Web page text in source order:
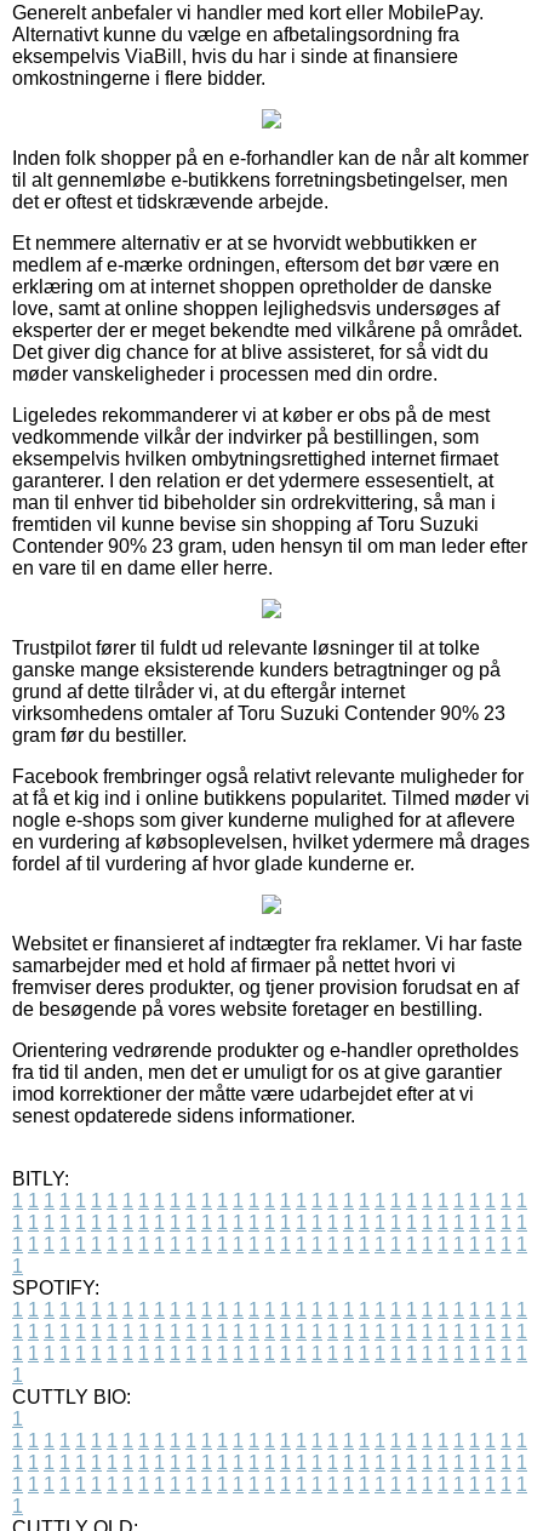
Generelt anbefaler vi handler med kort eller MobilePay.
Alternativt kunne du vælge en afbetalingsordning fra
eksempelvis ViaBill, hvis du har i sinde at finansiere
omkostningerne i flere bidder.
Inden folk shopper på en e-forhandler kan de når alt kommer
til alt gennemløbe e-butikkens forretningsbetingelser, men
det er oftest et tidskrævende arbejde.
Et nemmere alternativ er at se hvorvidt webbutikken er
medlem af e-mærke ordningen, eftersom det bør være en
erklæring om at internet shoppen opretholder de danske
love, samt at online shoppen lejlighedsvis undersøges af
eksperter der er meget bekendte med vilkårene på området.
Det giver dig chance for at blive assisteret, for så vidt du
møder vanskeligheder i processen med din ordre.
Ligeledes rekommanderer vi at køber er obs på de mest
vedkommende vilkår der indvirker på bestillingen, som
eksempelvis hvilken ombytningsrettighed internet firmaet
garanterer. I den relation er det ydermere essesentielt, at
man til enhver tid bibeholder sin ordrekvittering, så man i
fremtiden vil kunne bevise sin shopping af Toru Suzuki
Contender 90% 23 gram, uden hensyn til om man leder efter
en vare til en dame eller herre.
Trustpilot fører til fuldt ud relevante løsninger til at tolke
ganske mange eksisterende kunders betragtninger og på
grund af dette tilråder vi, at du eftergår internet
virksomhedens omtaler af Toru Suzuki Contender 90% 23
gram før du bestiller.
Facebook frembringer også relativt relevante muligheder for
at få et kig ind i online butikkens popularitet. Tilmed møder vi
nogle e-shops som giver kunderne mulighed for at aflevere
en vurdering af købsoplevelsen, hvilket ydermere må drages
fordel af til vurdering af hvor glade kunderne er.
Websitet er finansieret af indtægter fra reklamer. Vi har faste
samarbejder med et hold af firmaer på nettet hvori vi
fremviser deres produkter, og tjener provision forudsat en af
de besøgende på vores website foretager en bestilling.
Orientering vedrørende produkter og e-handler opretholdes
fra tid til anden, men det er umuligt for os at give garantier
imod korrektioner der måtte være udarbejdet efter at vi
senest opdaterede sidens informationer.
BITLY:
1 1 1 1 1 1 1 1 1 1 1 1 1 1 1 1 1 1 1 1 1 1 1 1 1 1 1 1 1 1 1 1 1
1 1 1 1 1 1 1 1 1 1 1 1 1 1 1 1 1 1 1 1 1 1 1 1 1 1 1 1 1 1 1 1 1
1 1 1 1 1 1 1 1 1 1 1 1 1 1 1 1 1 1 1 1 1 1 1 1 1 1 1 1 1 1 1 1 1
1
SPOTIFY:
1 1 1 1 1 1 1 1 1 1 1 1 1 1 1 1 1 1 1 1 1 1 1 1 1 1 1 1 1 1 1 1 1
1 1 1 1 1 1 1 1 1 1 1 1 1 1 1 1 1 1 1 1 1 1 1 1 1 1 1 1 1 1 1 1 1
1 1 1 1 1 1 1 1 1 1 1 1 1 1 1 1 1 1 1 1 1 1 1 1 1 1 1 1 1 1 1 1 1
1
CUTTLY BIO:
1
1 1 1 1 1 1 1 1 1 1 1 1 1 1 1 1 1 1 1 1 1 1 1 1 1 1 1 1 1 1 1 1 1
1 1 1 1 1 1 1 1 1 1 1 1 1 1 1 1 1 1 1 1 1 1 1 1 1 1 1 1 1 1 1 1 1
1 1 1 1 1 1 1 1 1 1 1 1 1 1 1 1 1 1 1 1 1 1 1 1 1 1 1 1 1 1 1 1 1
1